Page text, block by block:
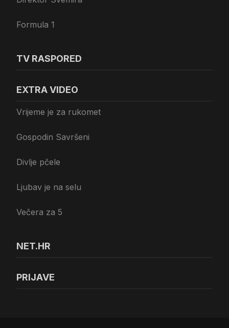
Formula 1
TV RASPORED
EXTRA VIDEO
Vrijeme je za rukomet
Gospodin Savršeni
Divlje pčele
Ljubav je na selu
Večera za 5
NET.HR
PRIJAVE